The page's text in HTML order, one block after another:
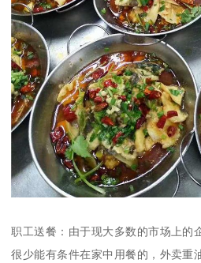
职工送餐：由于现大多数的市场上的
很少能有条件在家中用餐的，外卖重